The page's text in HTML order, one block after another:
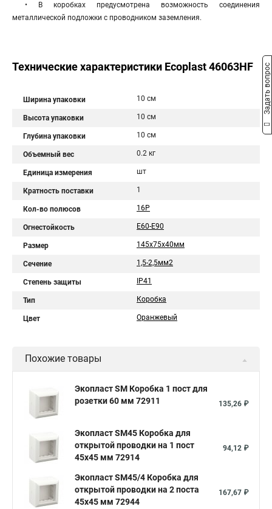
• В коробках предусмотрена возможность соединения
металлической подложки с проводником заземления.
Технические характеристики Ecoplast 46063HF
Ширина упаковки 10 см
Высота упаковки 10 см
Глубина упаковки 10 см
Объемный вес 0.2 кг
Единица измерения шт
Кратность поставки 1
Кол-во полюсов 16Р
Огнестойкость E60-E90
Размер 145х75х40мм
Сечение 1,5-2,5мм2
Степень защиты IP41
Тип Коробка
Цвет Оранжевый
Похожие товары
Экопласт SM Коробка 1 пост для
розетки 60 мм 72911
135,26 ₽
Экопласт SM45 Коробка для
открытой проводки на 1 пост
45х45 мм 72914
94,12 ₽
Экопласт SM45/4 Коробка для
открытой проводки на 2 поста
45х45 мм 72944
167,67 ₽
Задать вопрос